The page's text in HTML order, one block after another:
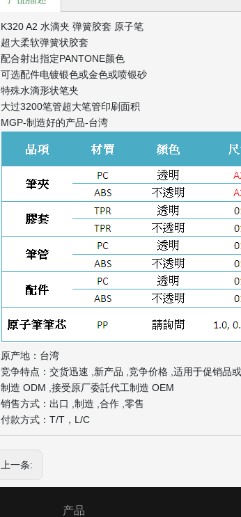
K320 A2 水滴夹 弹簧胶套 原子笔
超大柔软弹簧状胶套
配合射出指定PANTONE颜色
可选配件电镀银色或金色或喷银砂
特殊水滴形状笔夹
大过3200笔管超大笔管印刷面积
MGP-制造好的产品-台湾
原产地：台湾
竞争特点：交货迅速 ,新产品 ,竞争价格 ,适用于促销品
制造 ODM ,接受原厂委託代工制造 OEM
销售方式：出口 ,制造 ,合作 ,零售
付款方式：T/T，L/C
上一条:
产品